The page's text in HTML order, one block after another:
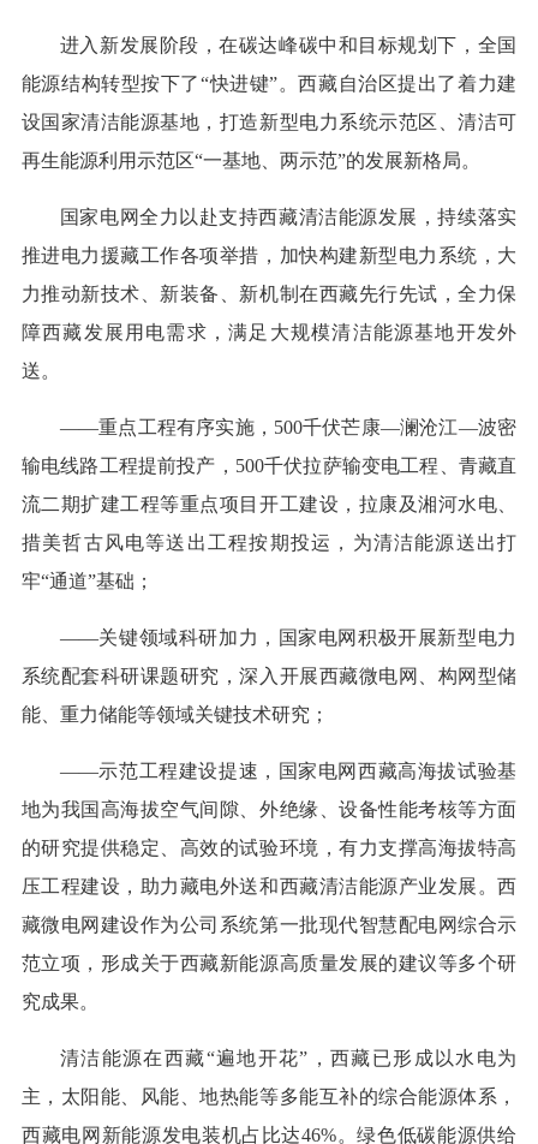
进入新发展阶段，在碳达峰碳中和目标规划下，全国
能源结构转型按下了“快进键”。西藏自治区提出了着力建
设国家清洁能源基地，打造新型电力系统示范区、清洁可
再生能源利用示范区“一基地、两示范”的发展新格局。
国家电网全力以赴支持西藏清洁能源发展，持续落实
推进电力援藏工作各项举措，加快构建新型电力系统，大
力推动新技术、新装备、新机制在西藏先行先试，全力保
障西藏发展用电需求，满足大规模清洁能源基地开发外
送。
——重点工程有序实施，500千伏芒康—澜沧江—波密
输电线路工程提前投产，500千伏拉萨输变电工程、青藏直
流二期扩建工程等重点项目开工建设，拉康及湘河水电、
措美哲古风电等送出工程按期投运，为清洁能源送出打
牢“通道”基础；
——关键领域科研加力，国家电网积极开展新型电力
系统配套科研课题研究，深入开展西藏微电网、构网型储
能、重力储能等领域关键技术研究；
——示范工程建设提速，国家电网西藏高海拔试验基
地为我国高海拔空气间隙、外绝缘、设备性能考核等方面
的研究提供稳定、高效的试验环境，有力支撑高海拔特高
压工程建设，助力藏电外送和西藏清洁能源产业发展。西
藏微电网建设作为公司系统第一批现代智慧配电网综合示
范立项，形成关于西藏新能源高质量发展的建议等多个研
究成果。
清洁能源在西藏“遍地开花”，西藏已形成以水电为
主，太阳能、风能、地热能等多能互补的综合能源体系，
西藏电网新能源发电装机占比达46%。绿色低碳能源供给